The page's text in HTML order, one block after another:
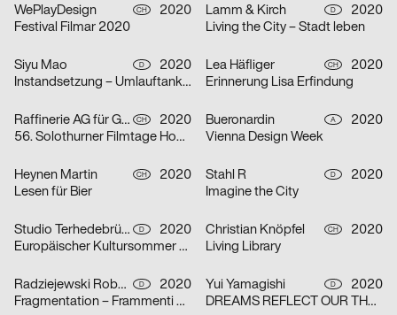
WePlayDesign CH
2020
Festival Filmar 2020
Lamm & Kirch D
2020
Living the City – Stadt leben
Siyu Mao D
2020
Instandsetzung – Umlauftank 2
Lea Häfliger CH
2020
Erinnerung Lisa Erfindung
Raffinerie AG für Gestaltung CH
2020
56. Solothurner Filmtage Home Edition
Bueronardin A
2020
Vienna Design Week
Heynen Martin CH
2020
Lesen für Bier
Stahl R D
2020
Imagine the City
Studio Terhedebrügge D
2020
Europäischer Kultursommer Fellbach
Christian Knöpfel CH
2020
Living Library
Radziejewski Robert D
2020
Fragmentation – Frammenti di Due
Yui Yamagishi D
2020
DREAMS REFLECT OUR THOUGHTS